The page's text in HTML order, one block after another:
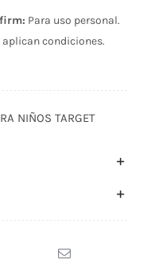
Para uso personal.
aplican condiciones.
NIÑOS TARGET